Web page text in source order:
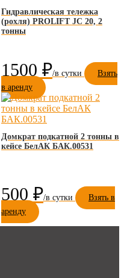
Гидравлическая тележка
(рохля) PROLIFT JC 20, 2
тонны
1500 ₽
Взять
в аренду
Домкрат подкатной 2 тонны в
кейсе БелАК БАК.00531
500 ₽
Взять в
аренду